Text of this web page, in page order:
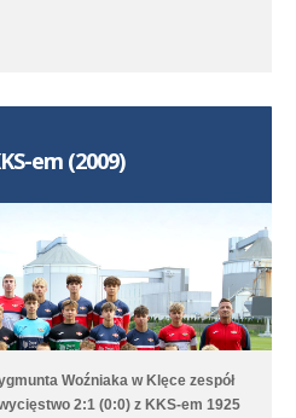
trickiem w tym meczu popisał się
em (2009)
Woźniaka w Klęce zespół
2:1 (0:0) z KKS-em 1925